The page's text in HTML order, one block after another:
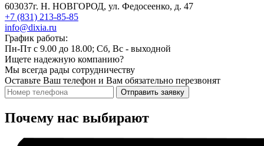
603037г. Н. НОВГОРОД, ул. Федосеенко, д. 47
+7 (831) 213-85-85
info@dixia.ru
График работы:
Пн-Пт с 9.00 до 18.00; Сб, Вс - выходной
Ищете надежную компанию?
Мы всегда рады сотрудничеству
Оставьте Ваш телефон и Вам обязательно перезвонят
Отправить заявку
Почему нас выбирают